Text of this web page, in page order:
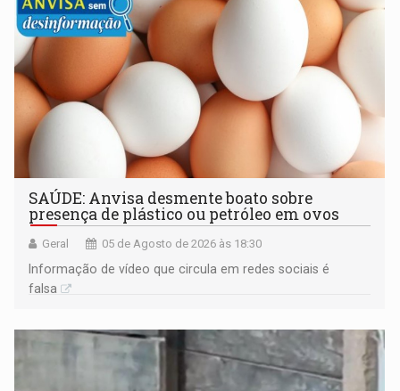
SAÚDE: Anvisa desmente boato sobre
presença de plástico ou petróleo em ovos
Geral 05 de Agosto de 2026 às 18:30
Informação de vídeo que circula em redes sociais é
falsa